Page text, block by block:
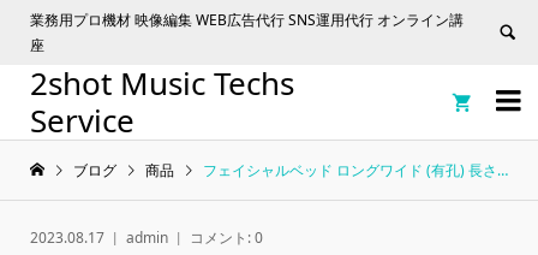
業務用プロ機材 映像編集 WEB広告代行 SNS運用代行 オンライン講
座

2shot Music Techs
Service

ブログ 商品 フェイシャルベッド ロングワイド (有孔) 長さ183×幅63×高さ63cm ホワイト
2023.08.17 admin コメント:0